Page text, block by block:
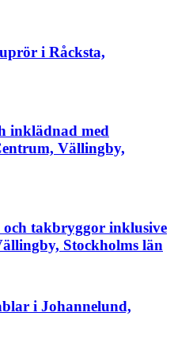
i Råcksta,
inklädnad med
Vällingby,
takbryggor inklusive
Stockholms län
i Johannelund,